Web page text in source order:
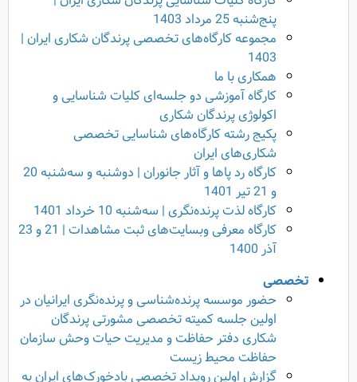
پنج‌شنبه 25 مرداد 1403
مجموعه کارگاه‌‌های تخصصی پرندگان شکاری ایران |
1403
همکاری با ما
کارگاه آموزشی دو جلسه‌ای کلیات شناسایی و
اکولوژی پرندگان شکاری
پکیج رشته کارگاه‌های شناسایی تخصصی
شکاری‌های ایران
کارگاه رد پاها و آثار جانوران | دوشنبه و سه‌شنبه 20
و 21 تیر 1401
کارگاه لذت پرنده‌نگری | سه‌شنبه 10 خرداد 1401
کارگاه معرفی وبسایت‌های ثبت مشاهدات | 21 و 23
آذر 1400
تخصصی
حضور موسسه پرنده‌شناسی و پرنده‌نگری ایرانیان در
اولین جلسه کمیته تخصصی مشورتی پرندگان
شکاری دفتر حفاظت و مدیریت حیات وحش سازمان
حفاظت محیط زیست
گزارش اولین رویداد تخصصی بادخورک‌های ایران به